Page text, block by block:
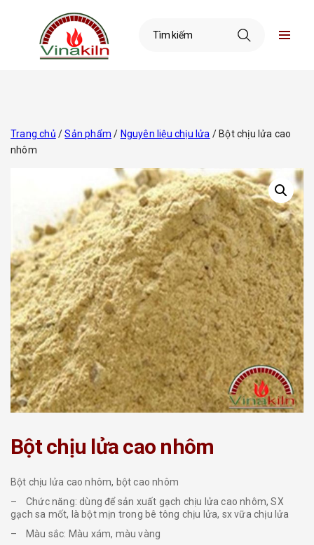
Trang chủ /Sản phẩm / Nguyên liệu chịu lửa / Bột chịu lửa cao
nhôm
Bột chịu lửa cao nhôm
Bột chịu lửa cao nhôm, bột cao nhôm
– Chức năng: dùng để sản xuất gạch chịu lửa cao nhôm, SX
gạch sa mốt, là bột mịn trong bê tông chịu lửa, sx vữa chịu lửa
– Màu sắc: Màu xám, màu vàng